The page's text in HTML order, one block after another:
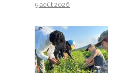
5 août 2026